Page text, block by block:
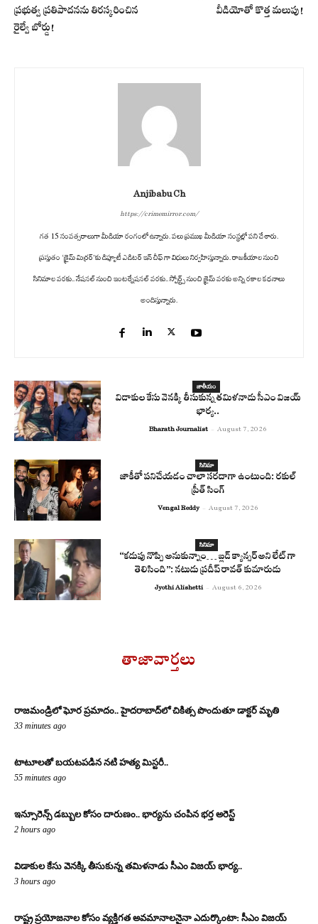
ప్రభుత్వ ప్రతిపాదనను తిరస్కరించిన
రైల్వే బోర్డు!
వీడియోతో కొత్త మలుపు!
Anjibabu Ch
https://crimemirror.com/
గత 15 సంవత్సరాలుగా మీడియా రంగంలో ఉన్నారు. పలు ప్రముఖ మీడియా సంస్థల్లో పని చేశారు.
ప్రస్తుతం ‘క్రైమ్ మిర్రర్’కు డిప్యూటీ ఎడిటర్ ఇన్ చీఫ్ గా విధులు నిర్వహిస్తున్నారు. రాజకీయాల నుంచి
సినిమాల వరకు.. నేషనల్ నుంచి ఇంటర్నేషనల్ వరకు.. స్పోర్ట్స్ నుంచి క్రైమ్ వరకు అన్ని రకాల కథనాలు
అందిస్తున్నారు.
జాతీయం
విడాకుల కేసు వెనక్కి తీసుకున్న తమిళనాడు సీఎం విజయ్
భార్య..
Bharath Journalist - August 7, 2026
సినిమా
జాకీతో పనిచేయడం చాలా సరదాగా ఉంటుంది: రకుల్
ప్రీత్ సింగ్
Vengal Reddy - August 7, 2026
సినిమా
“కడుపు నొప్పి అనుకున్నాం… బ్లడ్ క్యాన్సర్ అని లేట్ గా
తెలిసింది”: నటుడు ప్రదీప్ రావత్ కుమారుడు
Jyothi Alishetti - August 6, 2026
తాజావార్తలు
రాజమండ్రిలో ఘోర ప్రమాదం.. హైదరాబాద్‌లో చికిత్స పొందుతూ డాక్టర్ మృతి
33 minutes ago
టాటూలతో బయటపడిన నటి హత్య మిస్టరీ..
55 minutes ago
ఇన్సూరెన్స్ డబ్బుల కోసం దారుణం.. భార్యను చంపిన భర్త అరెస్ట్
2 hours ago
విడాకుల కేసు వెనక్కి తీసుకున్న తమిళనాడు సీఎం విజయ్ భార్య..
3 hours ago
రాష్ట్ర ప్రయోజనాల కోసం వ్యక్తిగత అవమానాలనైనా ఎదుర్కొంటా: సీఎం విజయ్